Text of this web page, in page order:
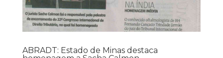
ABRADT: Estado de Minas destaca